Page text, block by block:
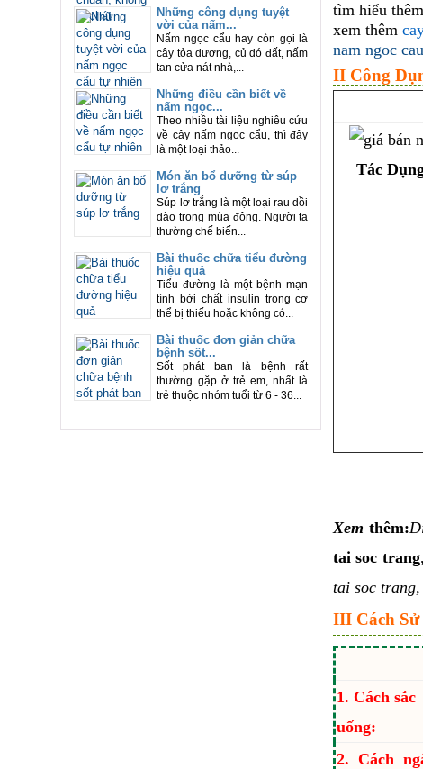
Những công dụng tuyệt
vời của nấm...
Nấm ngọc cẩu hay còn gọi là
cây tỏa dương, củ dó đất, nấm
tan cửa nát nhà,...
Những điều cần biết về
nấm ngọc...
Theo nhiều tài liệu nghiêu cứu
về cây nấm ngọc cẩu, thì đây
là một loại thảo...
Món ăn bổ dưỡng từ súp
lơ trắng
Súp lơ trắng là một loại rau dồi
dào trong mùa đông. Người ta
thường chế biến...
Bài thuốc chữa tiểu đường
hiệu quả
Tiểu đường là một bệnh mạn
tính bởi chất insulin trong cơ
thể bị thiếu hoặc không có...
Bài thuốc đơn giản chữa
bệnh sốt...
Sốt phát ban là bệnh rất
thường gặp ở trẻ em, nhất là
trẻ thuộc nhóm tuổi từ 6 - 36...
tìm hiểu thêm
xem thêm
nam ngoc cau
II Công
Tác
Xemthêm:
tai soc trang,
tai soc trang,
III Cách Sử
1. Cách sắc
uống:
2. Cách